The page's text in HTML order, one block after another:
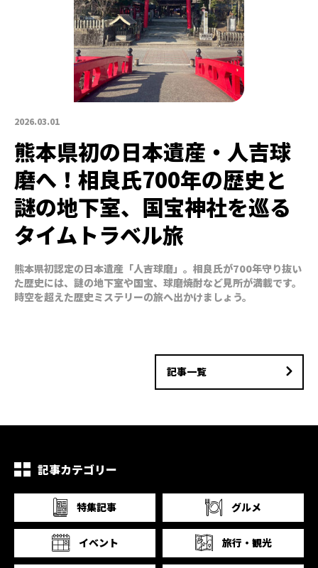
2026.03.01
熊本県初の日本遺産・人吉球
磨へ！相良氏700年の歴史と
謎の地下室、国宝神社を巡る
タイムトラベル旅
熊本県初認定の日本遺産「人吉球磨」。相良氏が700年守り抜い
た歴史には、謎の地下室や国宝、球磨焼酎など見所が満載です。
時空を超えた歴史ミステリーの旅へ出かけましょう。
記事一覧
記事カテゴリー
特集記事 グルメ
イベント 旅行・観光